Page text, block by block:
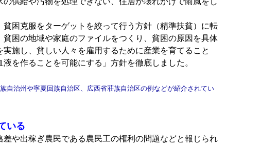
困克服をターゲットを絞って行う方針（精準扶貧）に転
困の地域や家庭のファイルをつくり、貧困の原因を具体
施し、貧しい人々を雇用するために産業を育てること
を作ることを可能にする」方針を徹底しました。
治州や寧夏回族自治区、広西省荘族自治区の例などが紹介されてい
いる
や出稼ぎ農民である農民工の権利の問題などと報じられ